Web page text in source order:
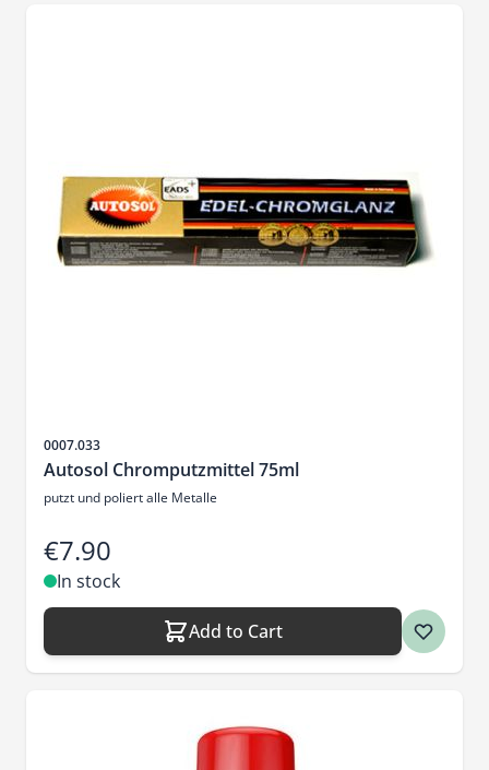
Sku
0007.033
Autosol Chromputzmittel 75ml
putzt und poliert alle Metalle
€7.90
In stock
Add to Cart